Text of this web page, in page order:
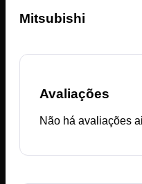
Mitsubishi
Avaliações
Não há avaliações